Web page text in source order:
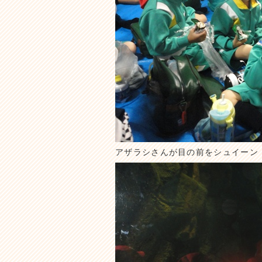
アザラシさんが目の前をシュイーン